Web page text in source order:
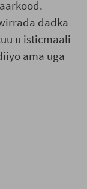
dadka
u isticmaali
ama uga